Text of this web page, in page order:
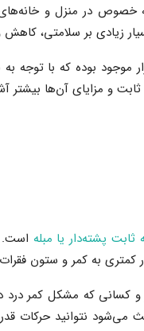
در منزل و خانه‌های
زیادی بر سلامتی،
موجود بوده که با توجه
و مزایای آن‌ها بیشتر
ثابت پشته‌دار یا مبله است.
به کمر و ستون
و کسانی که مشکل کمر درد
می‌شود نتوانید حرکات